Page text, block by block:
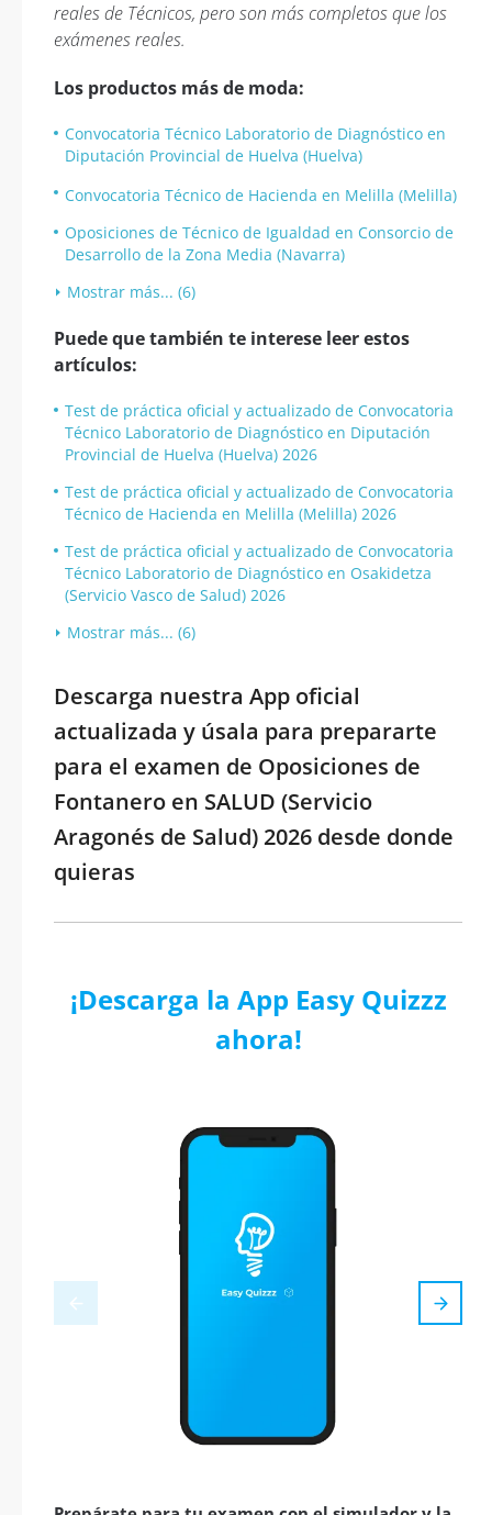
reales de Técnicos, pero son más completos que los
exámenes reales.
Los productos más de moda:
Convocatoria Técnico Laboratorio de Diagnóstico en
Diputación Provincial de Huelva (Huelva)
Convocatoria Técnico de Hacienda en Melilla (Melilla)
Oposiciones de Técnico de Igualdad en Consorcio de
Desarrollo de la Zona Media (Navarra)
Mostrar más... (6)
Puede que también te interese leer estos
artículos:
Test de práctica oficial y actualizado de Convocatoria
Técnico Laboratorio de Diagnóstico en Diputación
Provincial de Huelva (Huelva) 2026
Test de práctica oficial y actualizado de Convocatoria
Técnico de Hacienda en Melilla (Melilla) 2026
Test de práctica oficial y actualizado de Convocatoria
Técnico Laboratorio de Diagnóstico en Osakidetza
(Servicio Vasco de Salud) 2026
Mostrar más... (6)
Descarga nuestra App oficial
actualizada y úsala para prepararte
para el examen de Oposiciones de
Fontanero en SALUD (Servicio
Aragonés de Salud) 2026 desde donde
quieras
¡Descarga la App Easy Quizzz
ahora!